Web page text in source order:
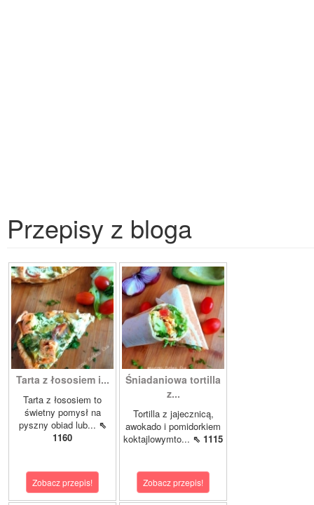
Przepisy z bloga
Tarta z łososiem i...
Tarta z łososiem to
świetny pomysł na
pyszny obiad lub... ⇖
1160
Zobacz przepis!
Śniadaniowa tortilla
z...
Tortilla z jajecznicą,
awokado i pomidorkiem
koktajlowymto... ⇖ 1115
Zobacz przepis!